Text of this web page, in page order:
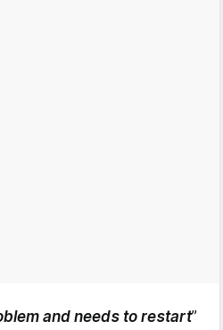
and needs to restart”